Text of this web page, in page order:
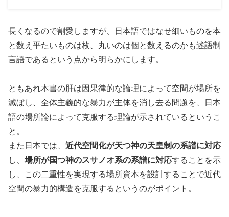
長くなるので割愛しますが、日本語ではなせ細いものを本
と数え平たいものは枚、丸いのは個と数えるのかも述語制
言語であるという点から明らかにします。
ともあれ本書の肝は因果律的な論理によって空間が場所を
滅ぼし、全体主義的な暴力が主体を消し去る問題を、日本
語の場所論によって克服する理論が示されているというこ
と。
また日本では、 近代空間化が天つ神の天皇制の系譜に対応
し、 場所が国つ神のスサノオ系の系譜に対応することを示
し、この二重性を実現する場所資本を設計することで近代
空間の暴力的構造を克服するというのがポイント。